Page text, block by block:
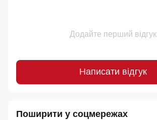
Додайте перший відгук
Написати відгук
Поширити у соцмережах